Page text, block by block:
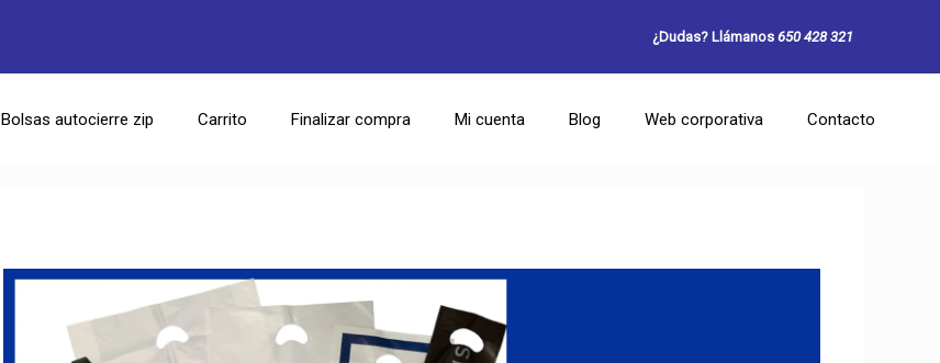
¿Dudas? Llámanos 650 428 321
Bolsas autocierre zip Carrito Finalizar compra Mi cuenta Blog Web corporativa Contacto